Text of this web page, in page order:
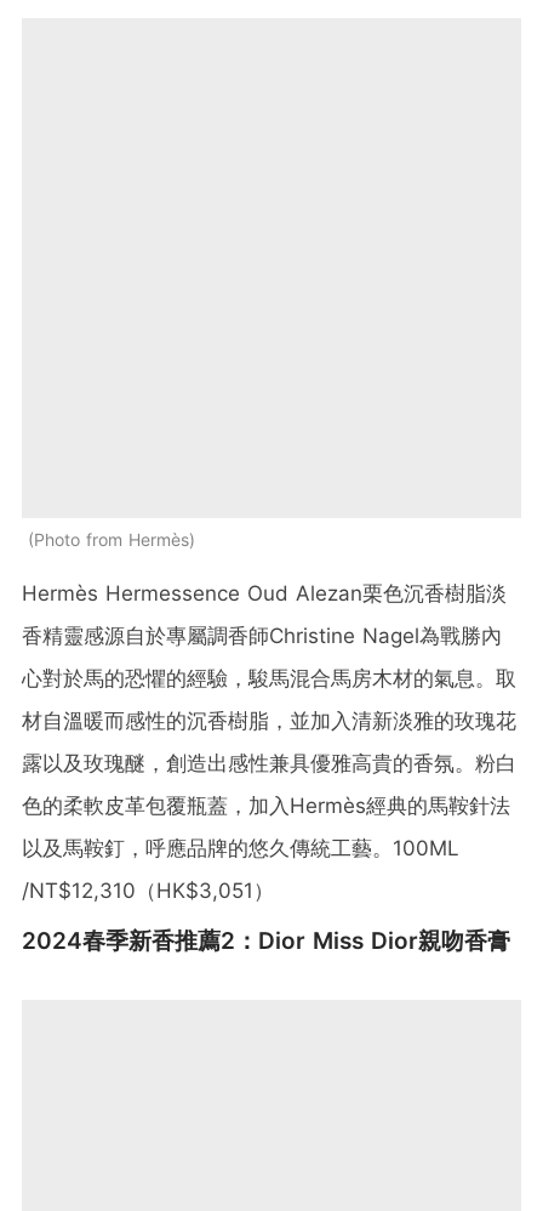
Photo from Hermès
Hermès Hermessence Oud Alezan栗色沉香樹脂淡
香精靈感源自於專屬調香師Christine Nagel為戰勝內
心對於馬的恐懼的經驗，駿馬混合馬房木材的氣息。取
材自溫暖而感性的沉香樹脂，並加入清新淡雅的玫瑰花
露以及玫瑰醚，創造出感性兼具優雅高貴的香氛。粉白
色的柔軟皮革包覆瓶蓋，加入Hermès經典的馬鞍針法
以及馬鞍釘，呼應品牌的悠久傳統工藝。100ML
/NT$12,310（HK$3,051）
2024春季新香推薦2：Dior Miss Dior親吻香膏